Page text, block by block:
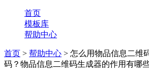
首页
模板库
帮助中心
首页 > 帮助中心 > 怎么用物品信息二维
码？物品信息二维码生成器的作用有哪